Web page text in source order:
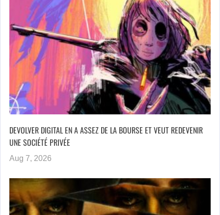
DEVOLVER DIGITAL EN A ASSEZ DE LA BOURSE ET VEUT REDEVENIR
UNE SOCIÉTÉ PRIVÉE
Aug 7, 2026